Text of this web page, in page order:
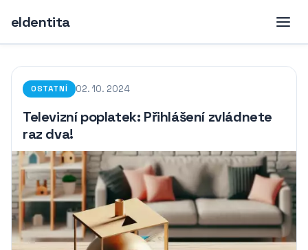
eIdentita
OSTATNÍ 02. 10. 2024
Televizní poplatek: Přihlášení zvládnete
raz dva!